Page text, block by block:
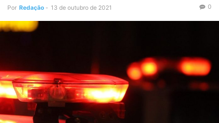
Por Redação - 13 de outubro de 2021 0